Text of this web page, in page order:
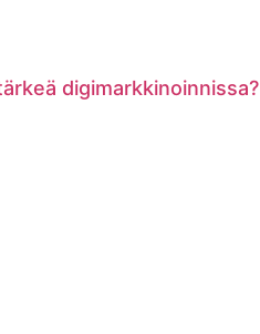
digimarkkinoinnissa?